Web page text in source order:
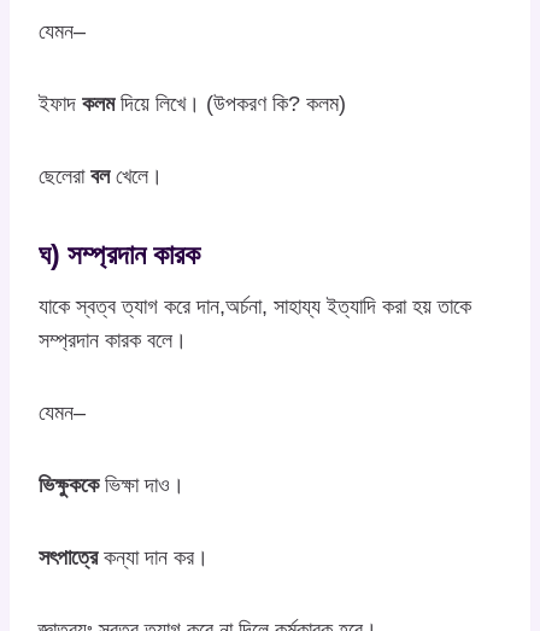
যেমন–
ইফাদ কলমদিয়ে লিখে। (উপকরণ কি? কলম)
ছেলেরা বলখেলে।
ঘ) সম্প্রদান কারক
যাকে স্বত্ব ত্যাগ করে দান,অর্চনা, সাহায্য ইত্যাদি করা হয় তাকে
সম্প্রদান কারক বলে।
যেমন–
ভিক্ষুককেভিক্ষা দাও।
সৎপাত্রেকন্যা দান কর।